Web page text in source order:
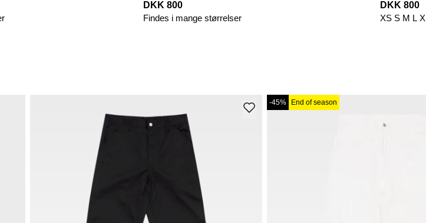
DKK 800
Findes i mange størrelser
DKK 800
XS S M L
-45% End of season